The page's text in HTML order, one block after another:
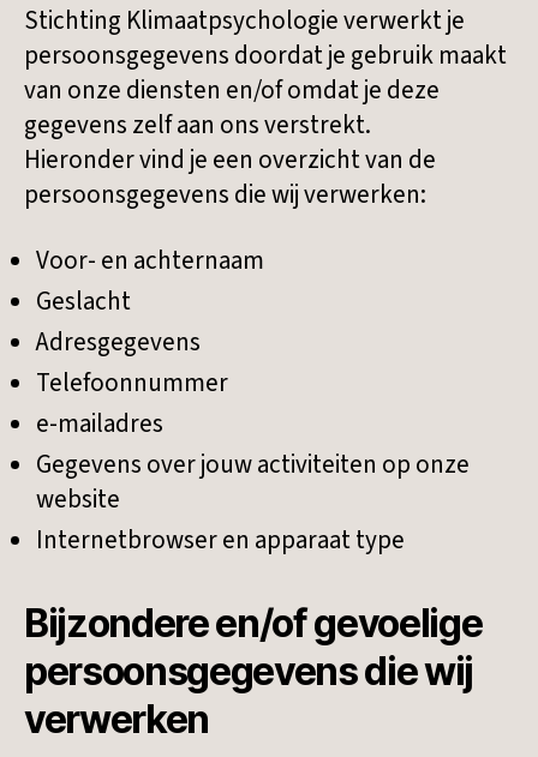
Stichting Klimaatpsychologie verwerkt je
persoonsgegevens doordat je gebruik maakt
van onze diensten en/of omdat je deze
gegevens zelf aan ons verstrekt.
Hieronder vind je een overzicht van de
persoonsgegevens die wij verwerken:
Voor- en achternaam
Geslacht
Adresgegevens
Telefoonnummer
e-mailadres
Gegevens over jouw activiteiten op onze
website
Internetbrowser en apparaat type
Bijzondere en/of gevoelige
persoonsgegevens die wij
verwerken